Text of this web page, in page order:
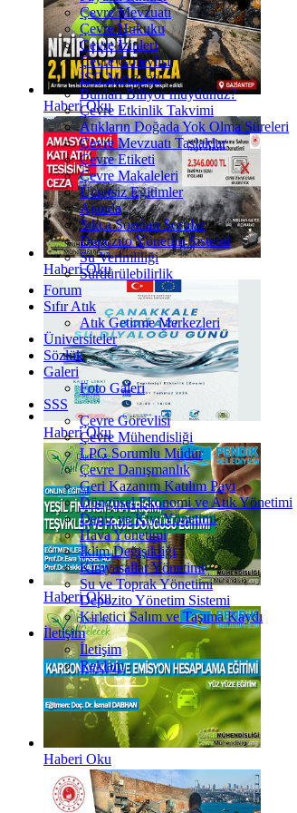
Haberi Oku
Haberi Oku
Haberi Oku
Haberi Oku
Haberi Oku
Çevre Mevzuatı
Çevre Hukuku
Çevre İzinleri
Çevre Görevlisi
İSG Mevzuatı
Bunları Biliyor muydunuz?
Çevre Etkinlik Takvimi
Atıkların Doğada Yok Olma Süreleri
Çevre Mevzuatı Taslaklar
Çevre Etiketi
Çevre Makaleleri
Ücretsiz Eğitimler
Ajanda
Sıkça Sorulan Sorular
Depozito Yönetim Sistemi
Su Verimliliği
Sürdürülebilirlik
Forum
Sıfır Atık
Atık Getirme Merkezleri
Üniversiteler
Sözlük
Galeri
Foto Galeri
SSS
Çevre Görevlisi
Çevre Mühendisliği
LPG Sorumlu Müdür
Çevre Danışmanlık
Geri Kazanım Katılım Payı
Döngüsel Ekonomi ve Atık Yönetimi
Deniz ve Kıyı Yönetimi
Hava Yönetimi
İklim Değişikliği
Kimyasallar Yönetimi
Su ve Toprak Yönetimi
Depozito Yönetim Sistemi
Kirletici Salım ve Taşıma Kaydı
İletişim
İletişim
Reklam